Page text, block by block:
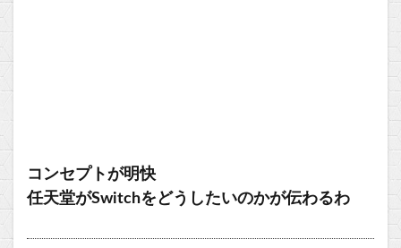
コンセプトが明快
任天堂がSwitchをどうしたいのかが伝わるわ